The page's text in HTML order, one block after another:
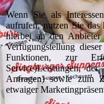
Wenn Sie als
aufrufen, nutzen Sie
hierbei an den Anbieter
Verfügungstellung
Funktionen, zur
Service)Leistungen,
Anfragen) sowie zum
etwaiger